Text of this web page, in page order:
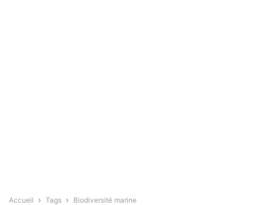
Accueil Tags Biodiversité marine